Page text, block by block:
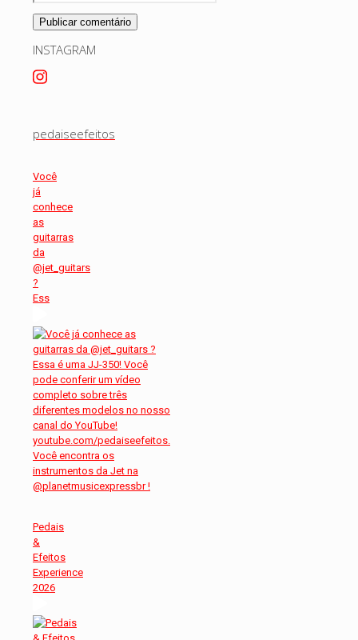
INSTAGRAM
pedaiseefeitos
Você
já
conhece
as
guitarras
da
@jet_guitars
?
Ess
Pedais
&
Efeitos
Experience
2026